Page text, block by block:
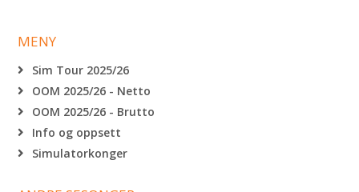
MENY
Sim Tour 2025/26
OOM 2025/26 - Netto
OOM 2025/26 - Brutto
Info og oppsett
Simulatorkonger